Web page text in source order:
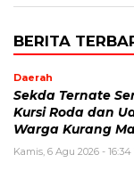
BERITA
Daerah
Sekda Ternate
Kursi Roda dan
Warga Kurang
Kamis, 6 Agu 2026 -